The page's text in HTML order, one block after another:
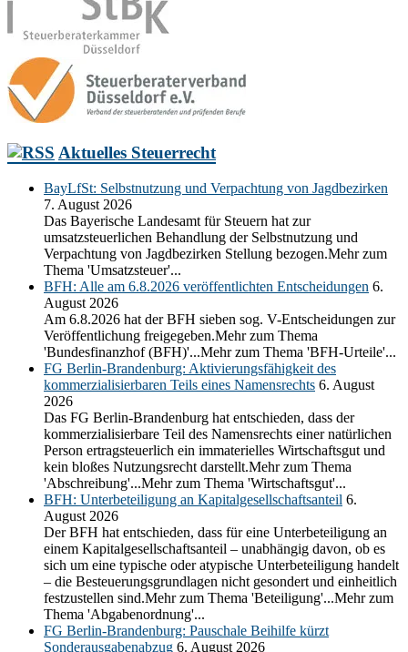
Aktuelles Steuerrecht
BayLfSt: Selbstnutzung und Verpachtung von Jagdbezirken
7. August 2026
Das Bayerische Landesamt für Steuern hat zur
umsatzsteuerlichen Behandlung der Selbstnutzung und
Verpachtung von Jagdbezirken Stellung bezogen.Mehr zum
Thema 'Umsatzsteuer'...
BFH: Alle am 6.8.2026 veröffentlichten Entscheidungen 6.
August 2026
Am 6.8.2026 hat der BFH sieben sog. V-Entscheidungen zur
Veröffentlichung freigegeben.Mehr zum Thema
'Bundesfinanzhof (BFH)'...Mehr zum Thema 'BFH-Urteile'...
FG Berlin-Brandenburg: Aktivierungsfähigkeit des
kommerzialisierbaren Teils eines Namensrechts 6. August
2026
Das FG Berlin-Brandenburg hat entschieden, dass der
kommerzialisierbare Teil des Namensrechts einer natürlichen
Person ertragsteuerlich ein immaterielles Wirtschaftsgut und
kein bloßes Nutzungsrecht darstellt.Mehr zum Thema
'Abschreibung'...Mehr zum Thema 'Wirtschaftsgut'...
BFH: Unterbeteiligung an Kapitalgesellschaftsanteil 6.
August 2026
Der BFH hat entschieden, dass für eine Unterbeteiligung an
einem Kapitalgesellschaftsanteil – unabhängig davon, ob es
sich um eine typische oder atypische Unterbeteiligung handelt
– die Besteuerungsgrundlagen nicht gesondert und einheitlich
festzustellen sind.Mehr zum Thema 'Beteiligung'...Mehr zum
Thema 'Abgabenordnung'...
FG Berlin-Brandenburg: Pauschale Beihilfe kürzt
Sonderausgabenabzug 6. August 2026